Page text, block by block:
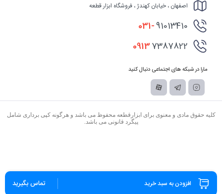
افزودن به سبد خرید تماس بگیرید
اصفهان ، خیابان کهندژ ، فروشگاه ابزار قطعه
031-91013410
09137387822
مارا در شبکه های اجتماعی دنبال کنید
کلیه حقوق مادی و معنوی برای ابزارقطعه محفوظ می باشد و هرگونه کپی برداری شامل
پیگرد قانونی می باشد.